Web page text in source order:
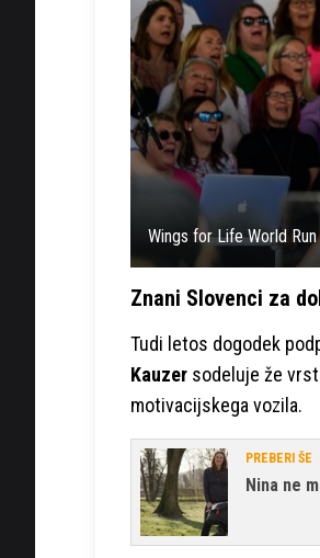
Wings for Life World Run
Znani Slovenci za
Tudi letos dogodek
Kauzer sodeluje že
motivacijskega vozila.
PREBERI ŠE
Nina ne